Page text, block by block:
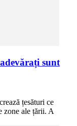
sunt
țesături ce
zone ale țării. A